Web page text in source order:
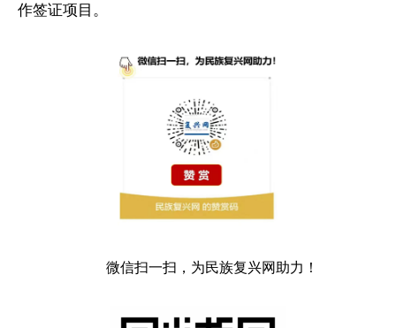
作签证项目。
微信扫一扫，为民族复兴网助力！